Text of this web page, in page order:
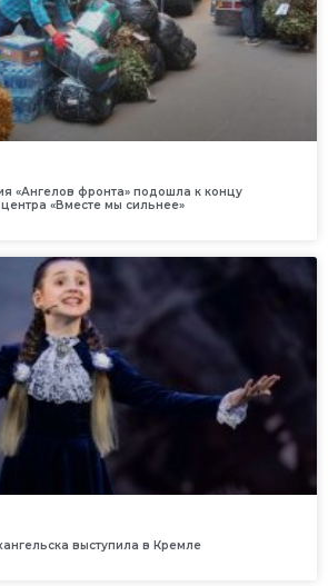
«Ангелов фронта» подошла к концу
«Вместе мы сильнее»
выступила в Кремле